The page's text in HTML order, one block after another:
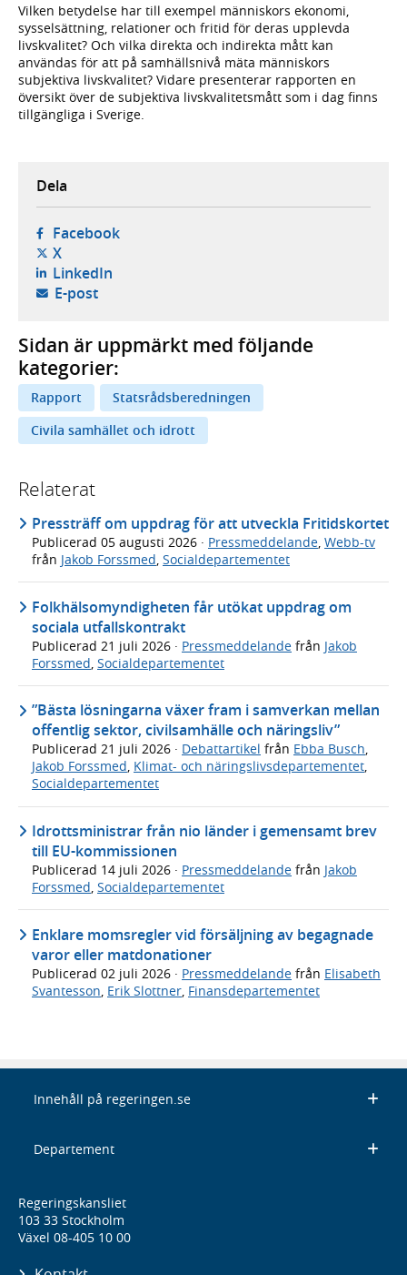
Vilken betydelse har till exempel människors ekonomi,
sysselsättning, relationer och fritid för deras upplevda
livskvalitet? Och vilka direkta och indirekta mått kan
användas för att på samhällsnivå mäta människors
subjektiva livskvalitet? Vidare presenterar rapporten en
översikt över de subjektiva livskvalitetsmått som i dag finns
tillgängliga i Sverige.
Dela
Facebook- öppnas i ny flik, extern webbplats,
X- öppnas i ny flik, extern webbplats,
LinkedIn- öppnas i ny flik, extern webbplats,
E-post- öppnar din e-postklient,
Sidan är uppmärkt med följande
kategorier:
Rapport
Statsrådsberedningen
Civila samhället och idrott
Relaterat
Pressträff om uppdrag för att utveckla Fritidskortet
Publicerad 05 augusti 2026 · Pressmeddelande, Webb-tv
från Jakob Forssmed, Socialdepartementet
Folkhälsomyndigheten får utökat uppdrag om
sociala utfallskontrakt
Publicerad 21 juli 2026 · Pressmeddelande från Jakob
Forssmed, Socialdepartementet
”Bästa lösningarna växer fram i samverkan mellan
offentlig sektor, civilsamhälle och näringsliv”
Publicerad 21 juli 2026 · Debattartikel från Ebba Busch,
Jakob Forssmed, Klimat- och näringslivsdepartementet,
Socialdepartementet
Idrottsministrar från nio länder i gemensamt brev
till EU-kommissionen
Publicerad 14 juli 2026 · Pressmeddelande från Jakob
Forssmed, Socialdepartementet
Enklare momsregler vid försäljning av begagnade
varor eller matdonationer
Publicerad 02 juli 2026 · Pressmeddelande från Elisabeth
Svantesson Erik Slottner Finansdepartementet
Innehåll på regeringen.se
Departement
Regeringskansliet
103 33 Stockholm
Växel 08-405 10 00